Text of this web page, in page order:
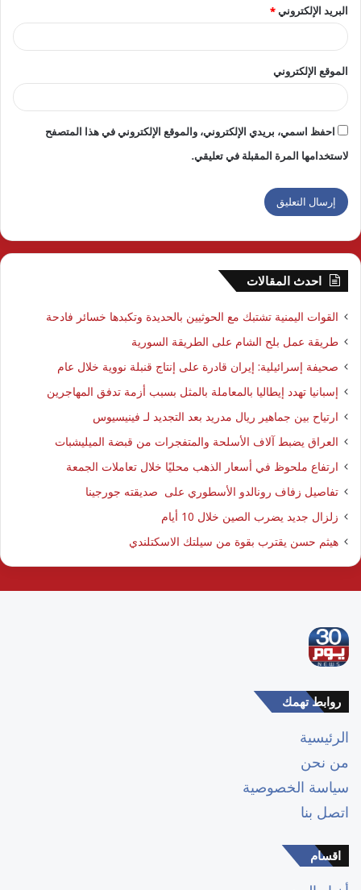
البريد الإلكتروني*
الموقع الإلكتروني
احفظ اسمي، بريدي الإلكتروني، والموقع الإلكتروني في هذا المتصفح
لاستخدامها المرة المقبلة في تعليقي.
احدث المقالات
القوات اليمنية تشتبك مع الحوثيين بالحديدة وتكبدها خسائر فادحة
طريقة عمل بلح الشام على الطريقة السورية
صحيفة إسرائيلية: إيران قادرة على إنتاج قنبلة نووية خلال عام
إسبانيا تهدد إيطاليا بالمعاملة بالمثل بسبب أزمة تدفق المهاجرين
ارتياح بين جماهير ريال مدريد بعد التجديد لـ فينيسيوس
العراق يضبط آلاف الأسلحة والمتفجرات من قبضة الميليشبات
ارتفاع ملحوظ في أسعار الذهب محليًا خلال تعاملات الجمعة
تفاصيل زفاف رونالدو الأسطوري على صديقته جورجينا
زلزال جديد يضرب الصين خلال 10 أيام
هيثم حسن يقترب بقوة من سيلتك الاسكتلندي
روابط تهمك
الرئيسية
من نحن
سياسة الخصوصية
اتصل بنا
اقسام